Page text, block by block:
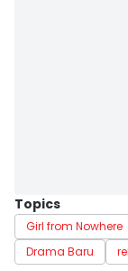
Topics
Girl from Nowhere
Drama Baru